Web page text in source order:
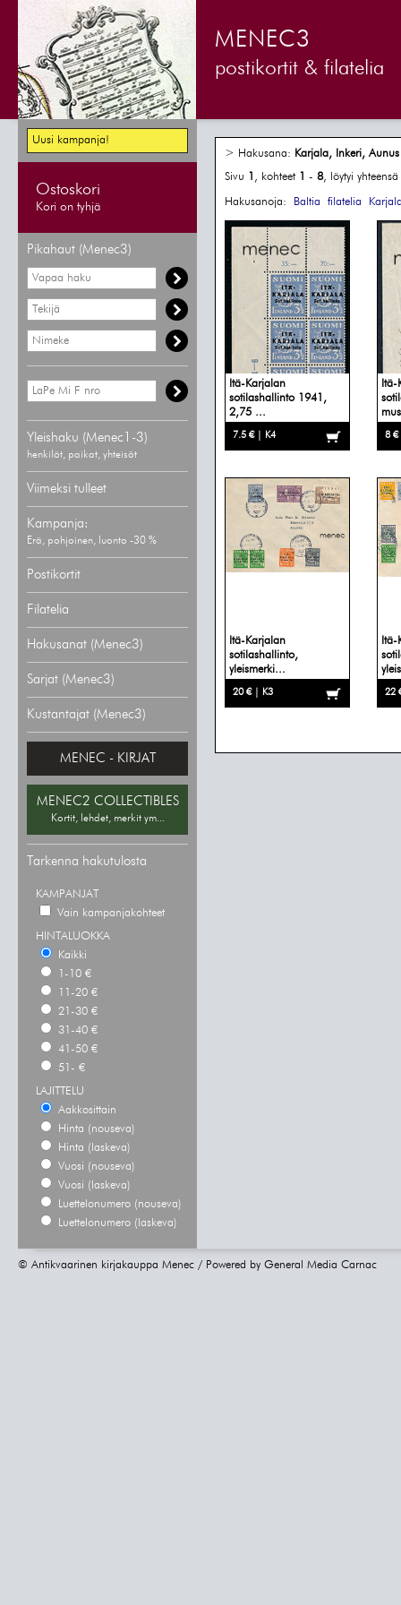
MENEC3
postikortit & filatelia
Uusi kampanja!
Ostoskori
Kori on tyhjä
Pikahaut (Menec3)
Yleishaku (Menec1-3)
henkilöt, paikat, yhteisöt
Viimeksi tulleet
Kampanja:
Erä, pohjoinen, luonto -30 %
Postikortit
Filatelia
Hakusanat (Menec3)
Sarjat (Menec3)
Kustantajat (Menec3)
MENEC - KIRJAT
MENEC2 COLLECTIBLES
Kortit, lehdet, merkit ym...
Tarkenna hakutulosta
KAMPANJAT
Vain kampanjakohteet
HINTALUOKKA
Kaikki
1-10 €
11-20 €
21-30 €
31-40 €
41-50 €
51- €
LAJITTELU
Aakkosittain
Hinta (nouseva)
Hinta (laskeva)
Vuosi (nouseva)
Vuosi (laskeva)
Luettelonumero (nouseva)
Luettelonumero (laskeva)
> Hakusana: Karjala, Inkeri, Aunus
Sivu 1 , kohteet 1 - 8, löytyi yhteensä
Hakusanoja: Baltia filatelia
Itä-Karjalan
sotilashallinto 1941,
2,75 ...
7.5 € | K4
Itä-
8 €
Itä-Karjalan
sotilashallinto,
yleismerki...
20 € | K3
Itä-
22
© Antikvaarinen kirjakauppa Menec / Powered by General Media Carnac